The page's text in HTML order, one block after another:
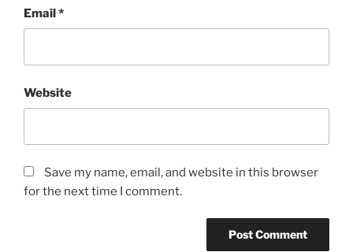
Email*
Website
Save my name, email, and website in this browser
for the next time I comment.